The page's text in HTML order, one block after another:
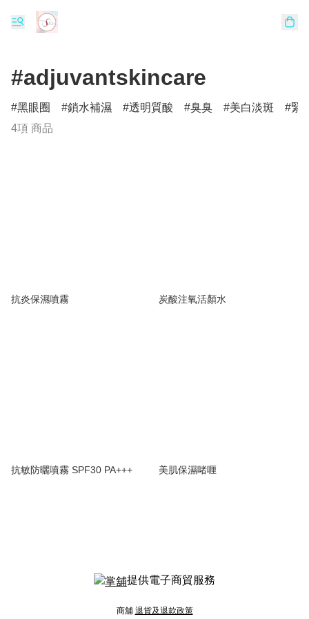
#adjuvantskincare
黑眼圈 鎖水補濕 透明質酸 臭臭 美白淡斑
緊
4項 商品
抗炎保濕噴霧 炭酸注氧活顏水
抗敏防曬噴霧 SPF30 PA+++ 美肌保濕啫喱
提供電子商貿服務
商舖 退貨及退款政策